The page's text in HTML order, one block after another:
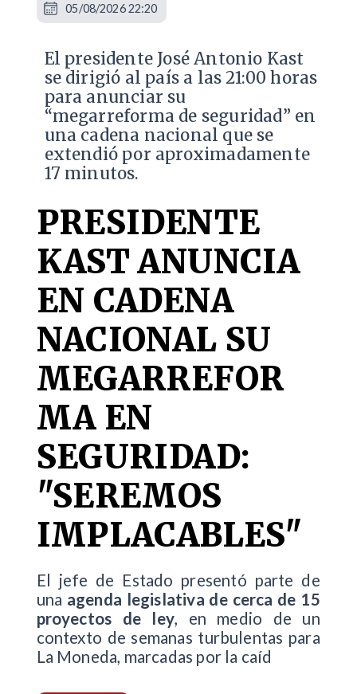
El presidente José Antonio Kast
se dirigió al país a las 21:00 horas
para anunciar su
“megarreforma de seguridad” en
una cadena nacional que se
extendió por aproximadamente
17 minutos.
PRESIDENTE
KAST ANUNCIA
EN CADENA
NACIONAL SU
MEGARREFOR
MA EN
SEGURIDAD:
"SEREMOS
IMPLACABLES"
El jefe de Estado presentó parte de
una agenda legislativa de cerca de 15
proyectos de ley, en medio de un
contexto de semanas turbulentas para
La Moneda, marcadas por la caíd
05/08/2026 22:20